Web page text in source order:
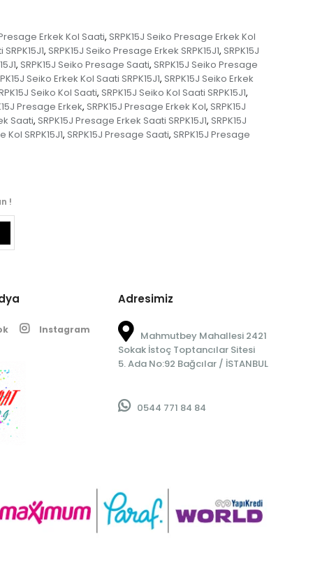
Erkek Kol Saati, SRPK15J Seiko Presage Erkek Kol
, SRPK15J Seiko Presage Erkek SRPK15J1, SRPK15J
, SRPK15J Seiko Presage Saati, SRPK15J Seiko Presage
Seiko Erkek Kol Saati SRPK15J1, SRPK15J Seiko Erkek
Seiko Kol Saati, SRPK15J Seiko Kol Saati SRPK15J1,
Presage Erkek, SRPK15J Presage Erkek Kol, SRPK15J
Saati, SRPK15J Presage Erkek Saati SRPK15J1, SRPK15J
Kol SRPK15J1, SRPK15J Presage Saati, SRPK15J Presage
!
Instagram
Adresimiz
Mahmutbey Mahallesi 2421
Sokak İstoç Toptancılar Sitesi
5. Ada No:92 Bağcılar / İSTANBUL
0544 771 84 84